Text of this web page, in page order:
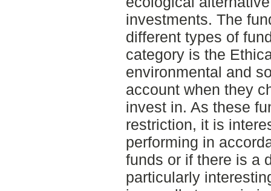
investments. The
different types of
category is the
environmental and
account when they
invest in. As these
restriction, it is
performing in
funds or if there is a
particularly